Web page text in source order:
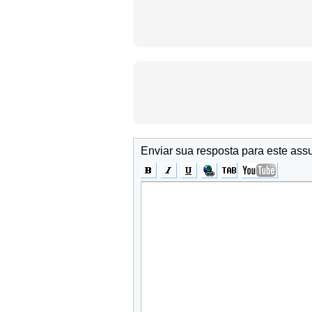
Enviar sua resposta para este